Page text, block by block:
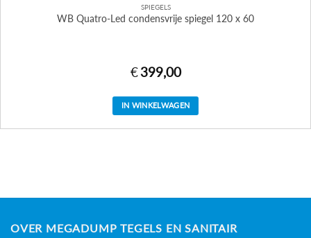
SPIEGELS
WB Quatro-Led condensvrije spiegel 120 x 60
€ 399,00
IN WINKELWAGEN
OVER MEGADUMP TEGELS EN SANITAIR